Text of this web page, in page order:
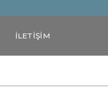
İLETİŞİM